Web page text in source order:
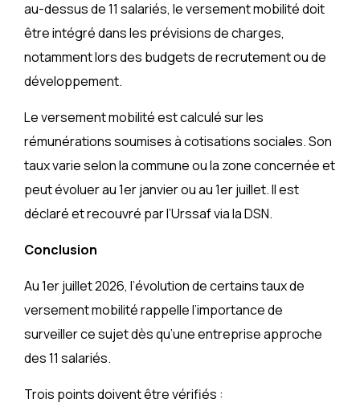
au-dessus de 11 salariés, le versement mobilité doit
être intégré dans les prévisions de charges,
notamment lors des budgets de recrutement ou de
développement.
Le versement mobilité est calculé sur les
rémunérations soumises à cotisations sociales. Son
taux varie selon la commune ou la zone concernée et
peut évoluer au 1er janvier ou au 1er juillet. Il est
déclaré et recouvré par l’Urssaf via la DSN.
Conclusion
Au 1er juillet 2026, l’évolution de certains taux de
versement mobilité rappelle l’importance de
surveiller ce sujet dès qu’une entreprise approche
des 11 salariés.
Trois points doivent être vérifiés :